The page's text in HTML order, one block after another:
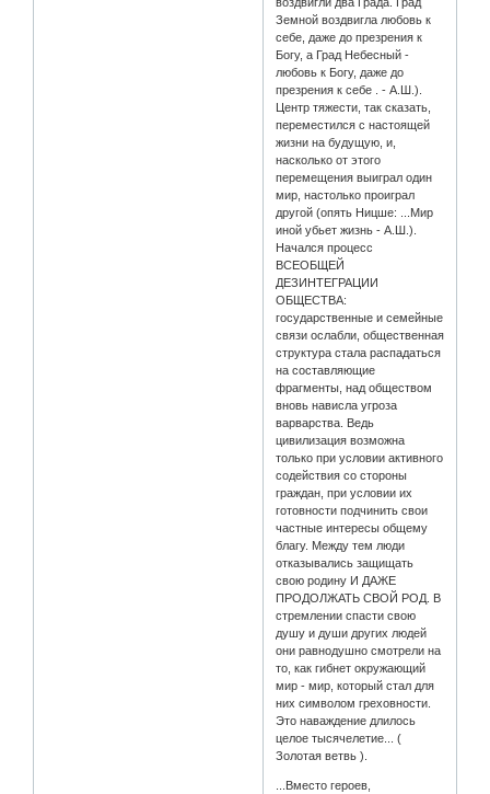
Земной воздвигла любовь к
себе, даже до презрения к
Богу, а Град Небесный -
любовь к Богу, даже до
презрения к себе . - А.Ш.).
Центр тяжести, так сказать,
переместился с настоящей
жизни на будущую, и,
насколько от этого
перемещения выиграл один
мир, настолько проиграл
другой (опять Ницше: ...Мир
иной убьет жизнь - А.Ш.).
Начался процесс
ВСЕОБЩЕЙ
ДЕЗИНТЕГРАЦИИ
ОБЩЕСТВА:
государственные и семейные
связи ослабли, общественная
структура стала распадаться
на составляющие
фрагменты, над обществом
вновь нависла угроза
варварства. Ведь
цивилизация возможна
только при условии активного
содействия со стороны
граждан, при условии их
готовности подчинить свои
частные интересы общему
благу. Между тем люди
отказывались защищать
свою родину И ДАЖЕ
ПРОДОЛЖАТЬ СВОЙ РОД. В
стремлении спасти свою
душу и души других людей
они равнодушно смотрели на
то, как гибнет окружающий
мир - мир, который стал для
них символом греховности.
Это наваждение длилось
целое тысячелетие... (
Золотая ветвь ).
...Вместо героев,